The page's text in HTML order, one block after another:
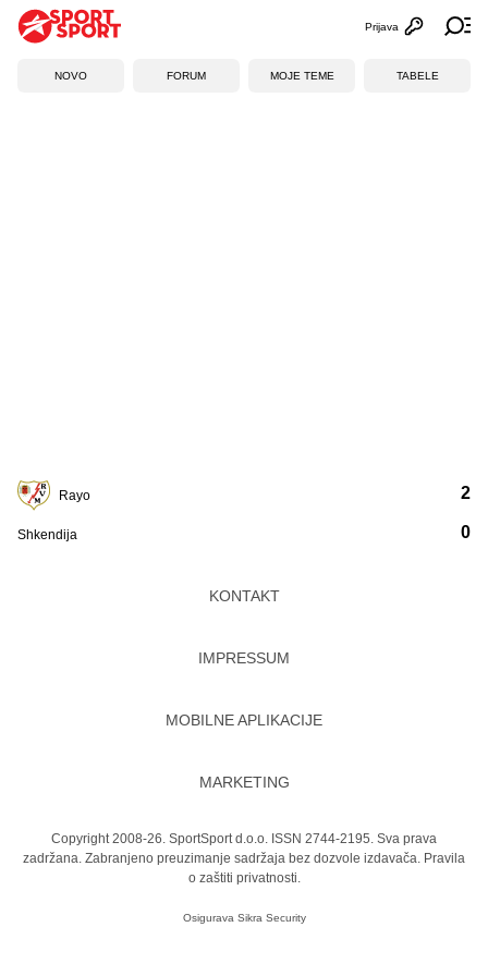
Otvori
Prijava
NOVO FORUM MOJE TEME TABELE
Rayo
Shkendija
2
0
KONTAKT
IMPRESSUM
MOBILNE APLIKACIJE
MARKETING
Copyright 2008-26. SportSport d.o.o. ISSN 2744-2195. Sva prava
zadržana. Zabranjeno preuzimanje sadržaja bez dozvole izdavača. Pravila
o zaštiti privatnosti.
Osigurava Sikra Security